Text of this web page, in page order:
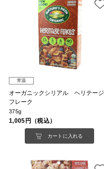
常温
オーガニックシリアル ヘリテージ
フレーク
375g
1,005円（税込）
カートに入れる